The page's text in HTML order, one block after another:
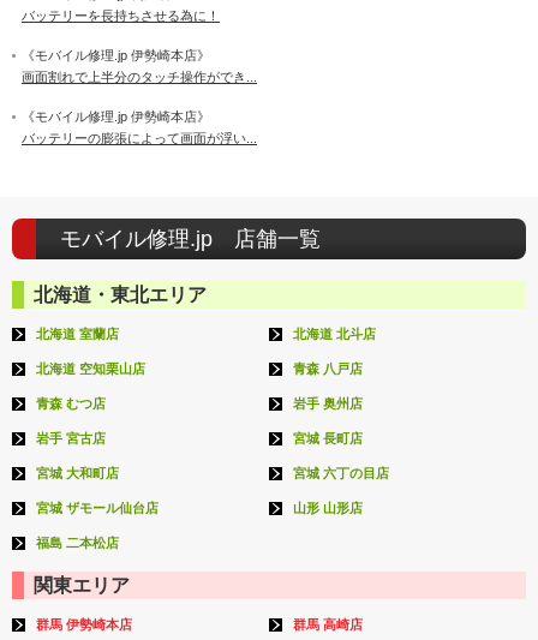
バッテリーを長持ちさせる為に！
《モバイル修理.jp 伊勢崎本店》
画面割れで上半分のタッチ操作ができ...
《モバイル修理.jp 伊勢崎本店》
バッテリーの膨張によって画面が浮い...
モバイル修理.jp 店舗一覧
北海道・東北エリア
北海道 室蘭店 北海道 北斗店
北海道 空知栗山店 青森 八戸店
青森 むつ店 岩手 奥州店
岩手 宮古店 宮城 長町店
宮城 大和町店 宮城 六丁の目店
宮城 ザモール仙台店 山形 山形店
福島 二本松店
関東エリア
群馬 伊勢崎本店 群馬 高崎店